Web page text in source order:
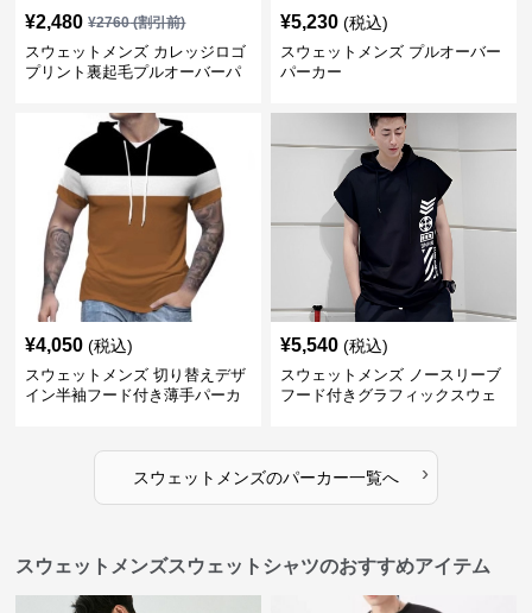
¥2,480 ¥2760(割引前)
スウェットメンズ カレッジロゴ
プリント裏起毛プルオーバーパ
¥5,230 (税込)
スウェットメンズ プルオーバー
パーカー
¥4,050 (税込)
スウェットメンズ 切り替えデザ
イン半袖フード付き薄手パーカ
¥5,540 (税込)
スウェットメンズ ノースリーブ
フード付きグラフィックスウェ
スウェットメンズのパーカー一覧へ ›
スウェットメンズスウェットシャツのおすすめアイテム